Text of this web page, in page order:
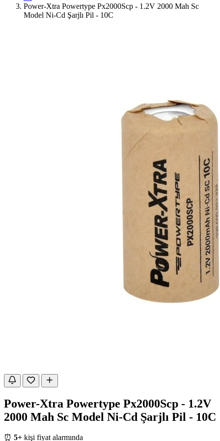
Power-Xtra Powertype Px2000Scp - 1.2V 2000 Mah Sc
Model Ni-Cd Şarjlı Pil - 10C
Power-Xtra Powertype Px2000Scp - 1.2V
2000 Mah Sc Model Ni-Cd Şarjlı Pil - 10C
⏰ 5+ kişi fiyat alarmında